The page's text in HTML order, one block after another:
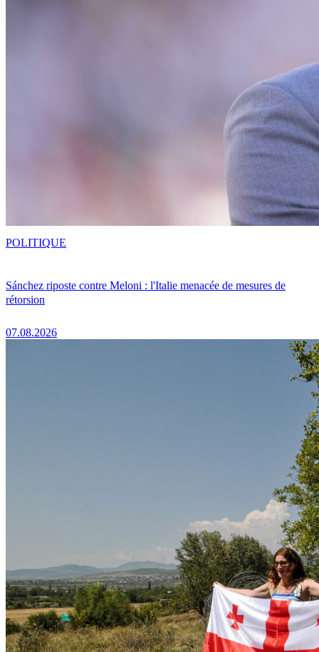
Sánchez riposte contre Meloni : l'Italie menacée de mesures de
rétorsion
07.08.2026
POLITIQUE